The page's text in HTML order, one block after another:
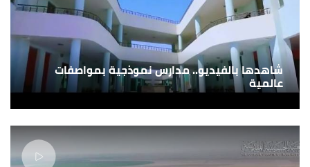
شاهدها بالفيديو.. مدارس نموذجية بمواصفات
عالمية